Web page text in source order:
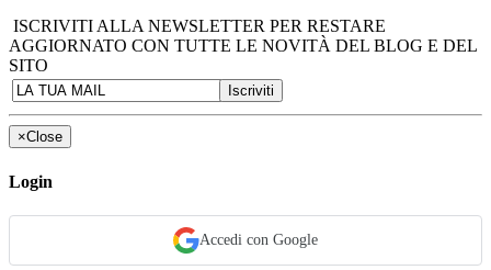
ISCRIVITI ALLA NEWSLETTER PER RESTARE
AGGIORNATO CON TUTTE LE NOVITÀ DEL BLOG E DEL
SITO
×Close
Login
Accedi con Google